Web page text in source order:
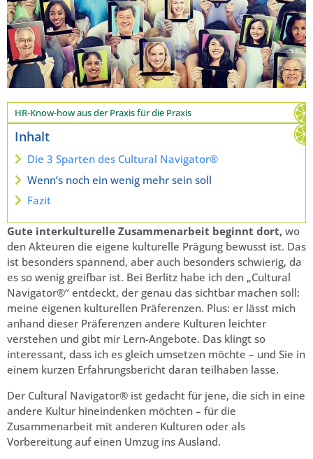
HR-Know-how aus der Praxis für die Praxis
Inhalt
Die 3 Sparten des Cultural Navigator®
Wenn’s noch ein wenig mehr sein soll
Fazit
Gute interkulturelle Zusammenarbeit beginnt dort, wo
den Akteuren die eigene kulturelle Prägung bewusst ist. Das
ist besonders spannend, aber auch besonders schwierig, da
es so wenig greifbar ist. Bei Berlitz habe ich den „Cultural
Navigator®“ entdeckt, der genau das sichtbar machen soll:
meine eigenen kulturellen Präferenzen. Plus: er lässt mich
anhand dieser Präferenzen andere Kulturen leichter
verstehen und gibt mir Lern-Angebote. Das klingt so
interessant, dass ich es gleich umsetzen möchte – und Sie in
einem kurzen Erfahrungsbericht daran teilhaben lasse.
Der Cultural Navigator® ist gedacht für jene, die sich in eine
andere Kultur hineindenken möchten – für die
Zusammenarbeit mit anderen Kulturen oder als
Vorbereitung auf einen Umzug ins Ausland.